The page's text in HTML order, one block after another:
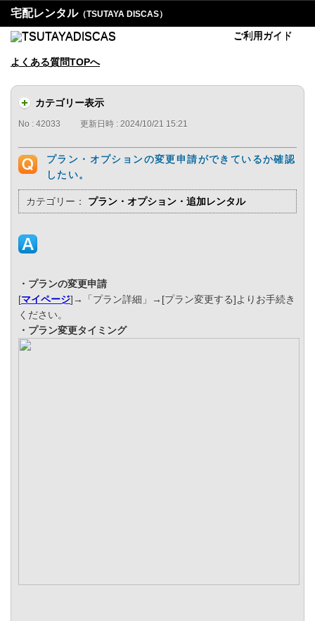
宅配レンタル（TSUTAYA DISCAS）
ご利用ガイド
よくある質問TOPへ
カテゴリー表示
No : 42033 更新日時 : 2024/10/21 15:21
プラン・オプションの変更申請ができているか確認
したい。
カテゴリー： プラン・オプション・追加レンタル
・プランの変更申請
[マイページ]→「プラン詳細」→[プラン変更する]よりお手続き
ください。
・プラン変更タイミング